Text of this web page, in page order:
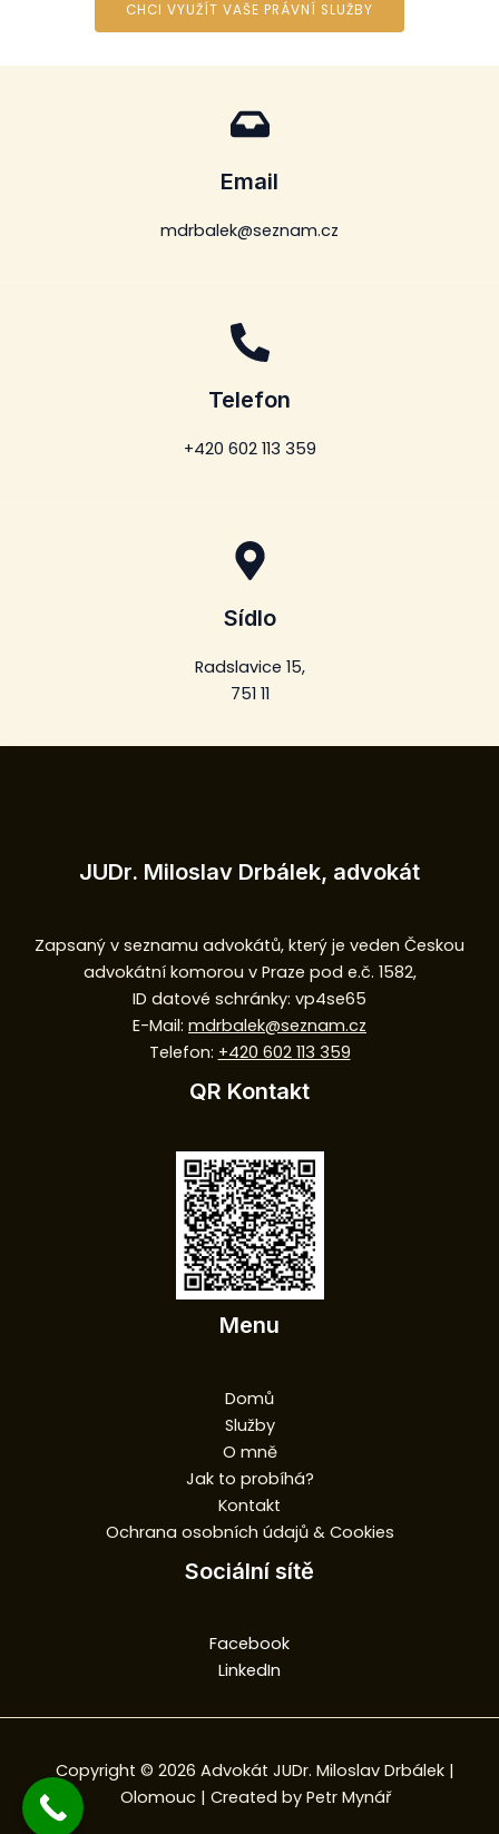
CHCI VYUŽÍT VAŠE PRÁVNÍ SLUŽBY
Email
mdrbalek@seznam.cz
Telefon
+420 602 113 359
Sídlo
Radslavice 15,
751 11
JUDr. Miloslav Drbálek, advokát
Zapsaný v seznamu advokátů, který je veden Českou
advokátní komorou v Praze pod e.č. 1582,
ID datové schránky: vp4se65
E-Mail: mdrbalek@seznam.cz
Telefon: +420 602 113 359
QR Kontakt
Menu
Domů
Služby
O mně
Jak to probíhá?
Kontakt
Ochrana osobních údajů & Cookies
Sociální sítě
Facebook
LinkedIn
Copyright © 2026 Advokát JUDr. Miloslav Drbálek |
Olomouc | Created by Petr Mynář